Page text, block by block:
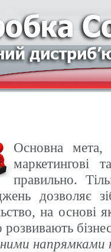
Основна мета,
маркетингові
правильно.
дозволяє
на основі
розвивають
напрямками